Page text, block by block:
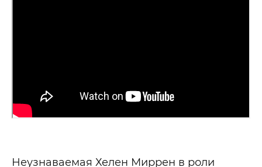
Неузнаваемая Хелен Миррен в роли